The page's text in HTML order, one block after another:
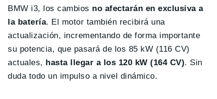
BMW i3, los cambios no afectarán en exclusiva a
la batería. El motor también recibirá una
actualización, incrementando de forma importante
su potencia, que pasará de los 85 kW (116 CV)
actuales, hasta llegar a los 120 kW (164 CV). Sin
duda todo un impulso a nivel dinámico.